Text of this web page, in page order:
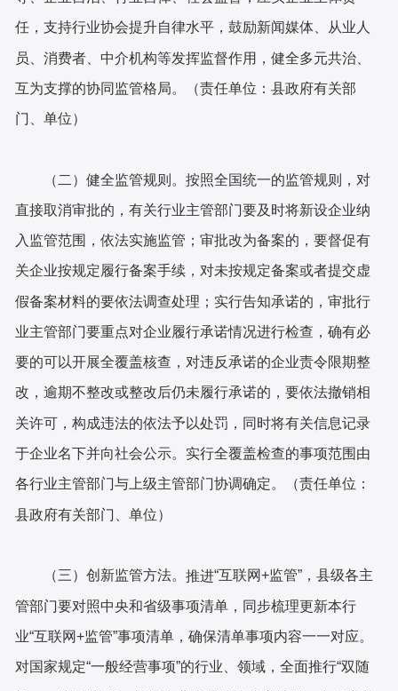
任，支持行业协会提升自律水平，鼓励新闻媒体、从业人
员、消费者、中介机构等发挥监督作用，健全多元共治、
互为支撑的协同监管格局。（责任单位：县政府有关部
门、单位）
（二）健全监管规则。按照全国统一的监管规则，对
直接取消审批的，有关行业主管部门要及时将新设企业纳
入监管范围，依法实施监管；审批改为备案的，要督促有
关企业按规定履行备案手续，对未按规定备案或者提交虚
假备案材料的要依法调查处理；实行告知承诺的，审批行
业主管部门要重点对企业履行承诺情况进行检查，确有必
要的可以开展全覆盖核查，对违反承诺的企业责令限期整
改，逾期不整改或整改后仍未履行承诺的，要依法撤销相
关许可，构成违法的依法予以处罚，同时将有关信息记录
于企业名下并向社会公示。实行全覆盖检查的事项范围由
各行业主管部门与上级主管部门协调确定。（责任单位：
县政府有关部门、单位）
（三）创新监管方法。推进“互联网+监管”，县级各主
管部门要对照中央和省级事项清单，同步梳理更新本行
业“互联网+监管”事项清单，确保清单事项内容一一对应。
对国家规定“一般经营事项”的行业、领域，全面推行“双随